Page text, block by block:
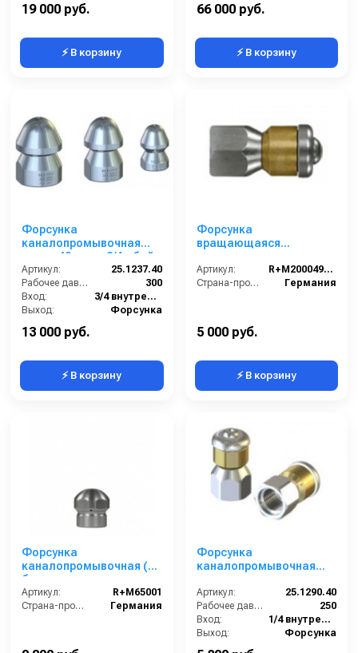
19 000 руб.
⚡ В корзину
66 000 руб.
⚡ В корзину
Форсунка
каналопромывочная
сопло 40; вход 3/4г; бой
6R
Артикул:
25.1237.40
Рабочее давление (бар):
300
Вход:
3/4 внутренняя резьба
Выход:
Форсунка
13 000 руб.
⚡ В корзину
Форсунка
вращающаяся
(вход 1/4внут, 3
отверстия, размер 040)
Артикул:
R+M200049794
Страна-производитель:
Германия
5 000 руб.
⚡ В корзину
Форсунка
каналопромывочная (с
боем назад, вход
1/8внут, 3 отверстия,
размер 035)
Артикул:
R+M65001
Страна-производитель:
Германия
Форсунка
каналопромывочная
040; вход 1/4г; бой 3R
Артикул:
25.1290.40
Рабочее давление (бар):
250
Вход:
1/4 внутренняя резьба
Выход:
Форсунка